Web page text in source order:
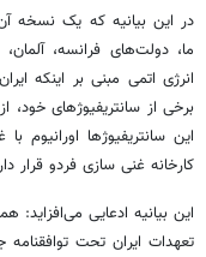
در این بیانیه که یک نسخه
ما، دولت‌های فرانسه، آلمان،
انرژی اتمی مبنی بر اینکه
برخی از سانتریفیوژهای
کارخانه غنی سازی فردو قرار
این بیانیه ادعایی می‌افزاید:
تعهدات ایران تحت